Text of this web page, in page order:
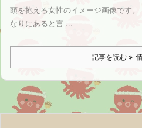
頭を抱える女性のイメージ画像です
なりにあると言 ...
記事を読む